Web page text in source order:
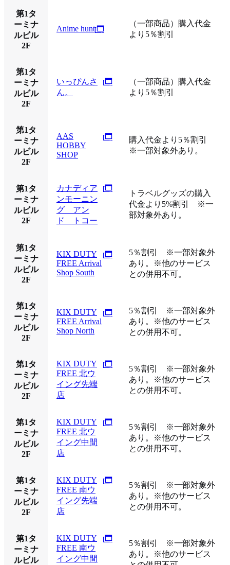
第1タ
ーミナ
ルビル
2F
Anime hunt
（一部商品）購入代金
より5％割引
第1タ
ーミナ
ルビル
2F
いっぴんさ
ん。
（一部商品）購入代金
より5％割引
第1タ
ーミナ
ルビル
2F
AAS
HOBBY
SHOP
購入代金より5％割引
※一部対象外あり。
第1タ
ーミナ
ルビル
2F
カナディア
ンモーニン
グ アン
ド トコー
トラベルグッズの購入
代金より5%割引 ※一
部対象外あり。
第1タ
ーミナ
ルビル
2F
KIX DUTY
FREE Arrival
Shop South
5％割引 ※一部対象外
あり。※他のサービス
との併用不可。
第1タ
ーミナ
ルビル
2F
KIX DUTY
FREE Arrival
Shop North
5％割引 ※一部対象外
あり。※他のサービス
との併用不可。
第1タ
ーミナ
ルビル
2F
KIX DUTY
FREE 北ウ
イング先端
店
5％割引 ※一部対象外
あり。※他のサービス
との併用不可。
第1タ
ーミナ
ルビル
2F
KIX DUTY
FREE 北ウ
イング中間
店
5％割引 ※一部対象外
あり。※他のサービス
との併用不可。
第1タ
ーミナ
ルビル
2F
KIX DUTY
FREE 南ウ
イング先端
店
5％割引 ※一部対象外
あり。※他のサービス
との併用不可。
第1タ
ーミナ
ルビル
KIX DUTY
FREE 南ウ
イング中間
5％割引 ※一部対象外
あり。※他のサービス